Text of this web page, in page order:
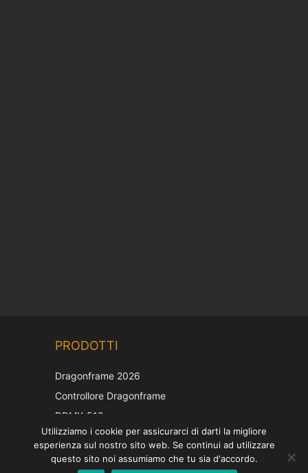
PRODOTTI
Dragonframe 2026
Controllore Dragonframe
DDMX-512
DMC-32
Cappuccio di correzione EOS LV
Utilizziamo i cookie per assicurarci di darti la migliore
esperienza sul nostro sito web. Se continui ad utilizzare
questo sito noi assumiamo che tu sia d'accordo.
English
German